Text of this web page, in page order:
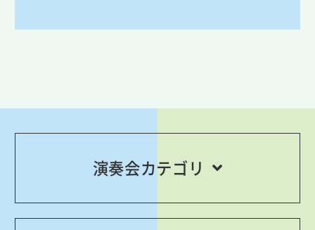
演奏会カテゴリ